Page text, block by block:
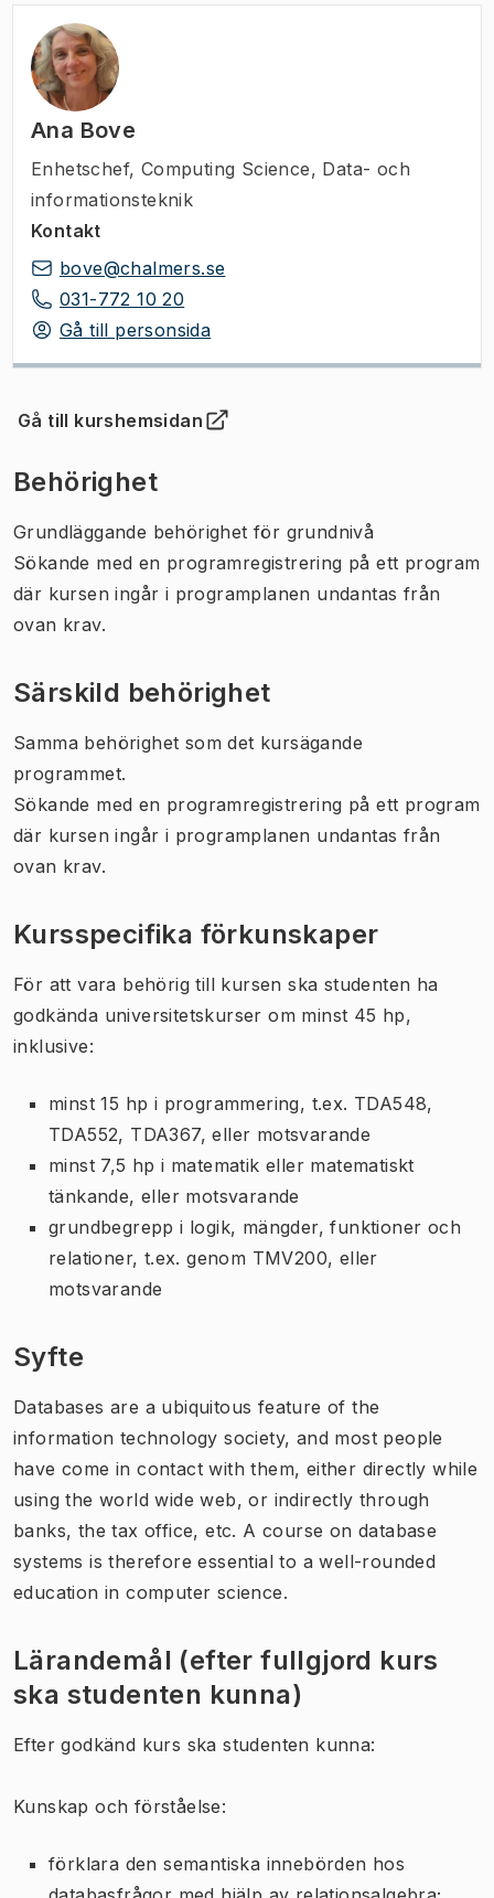
Ana Bove
Enhetschef, Computing Science, Data- och
informationsteknik
Kontakt
bove@chalmers.se
031-772 10 20
Gå till personsida
Gå till kurshemsidan
(Öppnas i ny flik)
Behörighet
Grundläggande behörighet för grundnivå
Sökande med en programregistrering på ett program
där kursen ingår i programplanen undantas från
ovan krav.
Särskild behörighet
Samma behörighet som det kursägande
programmet.
Sökande med en programregistrering på ett program
där kursen ingår i programplanen undantas från
ovan krav.
Kursspecifika förkunskaper
För att vara behörig till kursen ska studenten ha
godkända universitetskurser om minst 45 hp,
inklusive:
minst 15 hp i programmering, t.ex. TDA548,
TDA552, TDA367, eller motsvarande
minst 7,5 hp i matematik eller matematiskt
tänkande, eller motsvarande
grundbegrepp i logik, mängder, funktioner och
relationer, t.ex. genom TMV200, eller
motsvarande
Syfte
Databases are a ubiquitous feature of the
information technology society, and most people
have come in contact with them, either directly while
using the world wide web, or indirectly through
banks, the tax office, etc. A course on database
systems is therefore essential to a well-rounded
education in computer science.
Lärandemål (efter fullgjord kurs
ska studenten kunna)
Efter godkänd kurs ska studenten kunna:
Kunskap och förståelse:
förklara den semantiska innebörden hos